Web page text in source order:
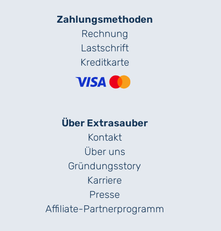
Zahlungs­methoden
Rechnung
Lastschrift
Kreditkarte
Über Extrasauber
Kontakt
Über uns
Gründungs­story
Karriere
Presse
Affiliate-Partnerprogramm